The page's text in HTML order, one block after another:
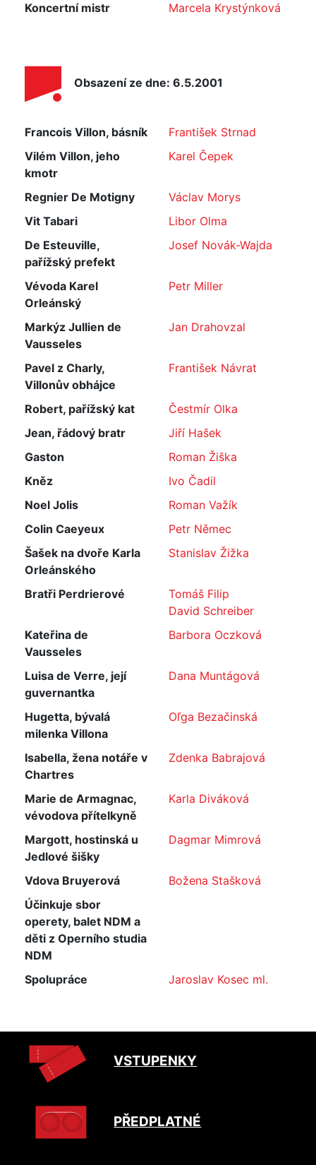
Koncertní mistr
Marcela Krystýnková
Obsazení ze dne: 6.5.2001
Francois Villon, básník
František Strnad
Vilém Villon, jeho
kmotr
Karel Čepek
Regnier De Motigny
Václav Morys
Vit Tabari
Libor Olma
De Esteuville,
pařížský prefekt
Josef Novák-Wajda
Vévoda Karel
Orleánský
Petr Miller
Markýz Jullien de
Vausseles
Jan Drahovzal
Pavel z Charly,
Villonův obhájce
František Návrat
Robert, pařížský kat
Čestmír Olka
Jean, řádový bratr
Jiří Hašek
Gaston
Roman Žiška
Kněz
Ivo Čadil
Noel Jolis
Roman Važík
Colin Caeyeux
Petr Němec
Šašek na dvoře Karla
Orleánského
Stanislav Žižka
Bratři Perdrierové
Tomáš Filip
David Schreiber
Kateřina de
Vausseles
Barbora Oczková
Luisa de Verre, její
guvernantka
Dana Muntágová
Hugetta, bývalá
milenka Villona
Oľga Bezačinská
Isabella, žena notáře v
Chartres
Zdenka Babrajová
Marie de Armagnac,
vévodova přítelkyně
Karla Diváková
Margott, hostinská u
Jedlové šišky
Dagmar Mimrová
Vdova Bruyerová
Božena Stašková
Účinkuje sbor
operety, balet NDM a
děti z Operního studia
NDM
Spolupráce
Jaroslav Kosec ml.
VSTUPENKY
PŘEDPLATNÉ